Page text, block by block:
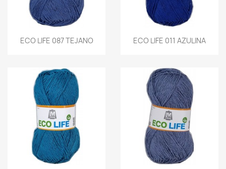
ECO LIFE 087 TEJANO ECO LIFE 011 AZULINA